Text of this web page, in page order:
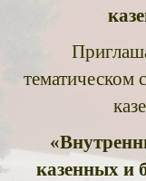
казенных и